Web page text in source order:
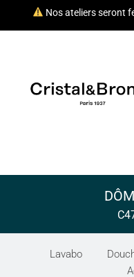
Nos ateliers seront
Lavabo